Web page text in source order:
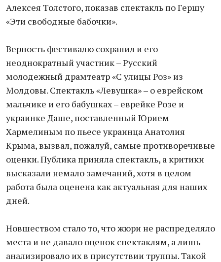
Алексея Толстого, показав спектакль по Гершу
«Эти свободные бабочки».
Верность фестивалю сохранил и его
неоднократный участник – Русский
молодежный драмтеатр «С улицы Роз» из
Молдовы. Спектакль «Левушка» – о еврейском
мальчике и его бабушках – еврейке Розе и
украинке Даше, поставленный Юрием
Хармелиным по пьесе украинца Анатолия
Крыма, вызвал, пожалуй, самые противоречивые
оценки. Публика приняла спектакль, а критики
высказали немало замечаний, хотя в целом
работа была оценена как актуальная для наших
дней.
Новшеством стало то, что жюри не распределяло
места и не давало оценок спектаклям, а лишь
анализировало их в присутствии труппы. Такой